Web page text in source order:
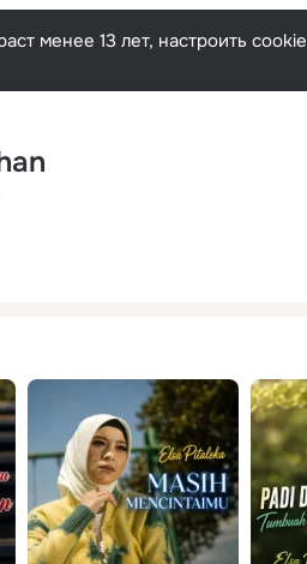
менее 13 лет, настроить